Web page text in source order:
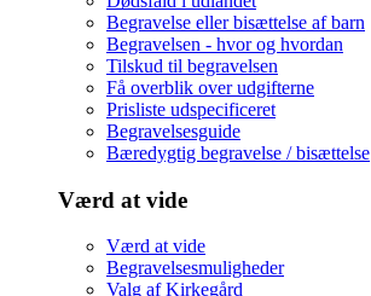
Begravelse eller bisættelse af barn
Begravelsen - hvor og hvordan
Tilskud til begravelsen
Få overblik over udgifterne
Prisliste udspecificeret
Begravelsesguide
Bæredygtig begravelse / bisættelse
Værd at vide
Værd at vide
Begravelsesmuligheder
Valg af Kirkegård